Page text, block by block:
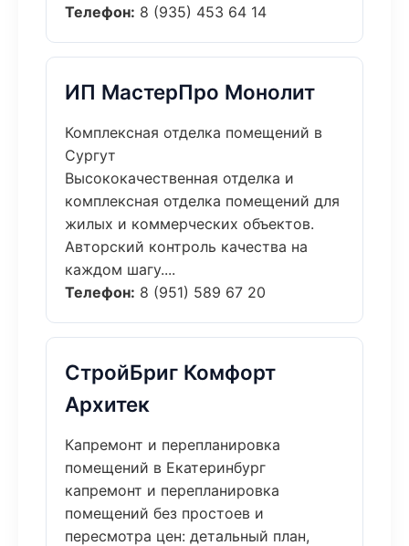
Телефон: 8 (935) 453 64 14
ИП МастерПро Монолит
Комплексная отделка помещений в
Сургут
Высококачественная отделка и
комплексная отделка помещений для
жилых и коммерческих объектов.
Авторский контроль качества на
каждом шагу....
Телефон: 8 (951) 589 67 20
СтройБриг Комфорт
Архитек
Капремонт и перепланировка
помещений в Екатеринбург
капремонт и перепланировка
помещений без простоев и
пересмотра цен: детальный план,